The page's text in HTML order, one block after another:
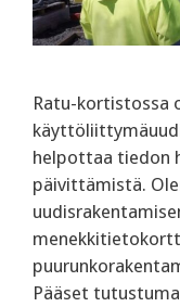
Ratu-kortistossa
helpottaa tiedon
päivittämistä.
Pääset